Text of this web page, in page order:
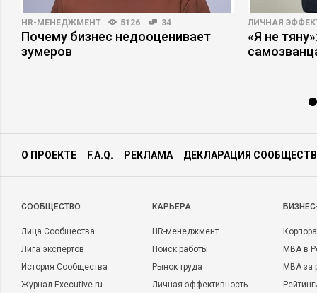
HR-МЕНЕДЖМЕНТ 5126 34
Почему бизнес недооценивает
зумеров
ЛИЧНАЯ
«Я не
О ПРОЕКТЕ F.A.Q. РЕКЛАМА ДЕКЛАРАЦИЯ
CООБЩЕСТВО
Лица Сообщества
Лига экспертов
История Сообщества
Журнал Executive.ru
КАРЬЕРА
HR-менеджмент
Поиск работы
Рынок труда
Личная эффективность
MBA в
MBA